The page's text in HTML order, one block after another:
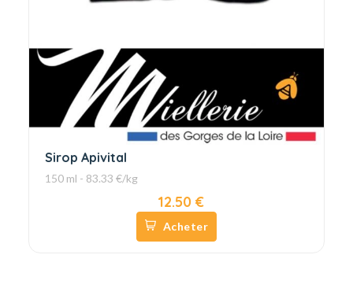
Sirop Apivital
150 ml - 83.33 €/kg
12.50 €
Acheter